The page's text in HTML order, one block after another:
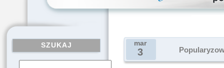
SZUKAJ mar
3